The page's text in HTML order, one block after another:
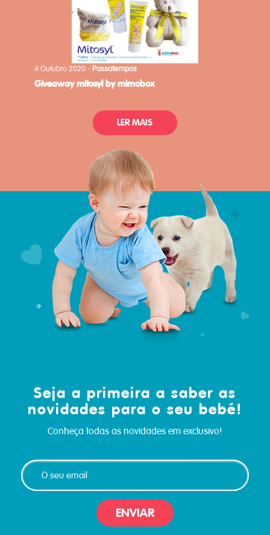
4 Outubro 2020 -Passatempos
giveaway mitosyl by mimobox
LER MAIS
Seja a primeira a saber as
novidades para o seu bebé!
Conheça todas as novidades em exclusivo!
ENVIAR